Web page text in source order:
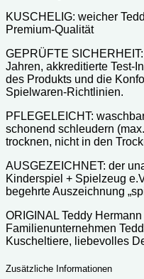
KUSCHELIG: weicher
Premium-Qualität
GEPRÜFTE
Jahren, akkreditierte Test-
des Produkts und die
Spielwaren-Richtlinien.
PFLEGELEICHT:
schonend schleudern
trocknen, nicht in den
AUSGEZEICHNET: der
Kinderspiel + Spielzeug
begehrte Auszeichnung
ORIGINAL Teddy
Familienunternehmen
Kuscheltiere, liebevolles
Zusätzliche Informationen